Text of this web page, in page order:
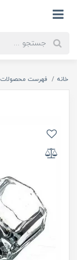
خانه فهرست محصولات